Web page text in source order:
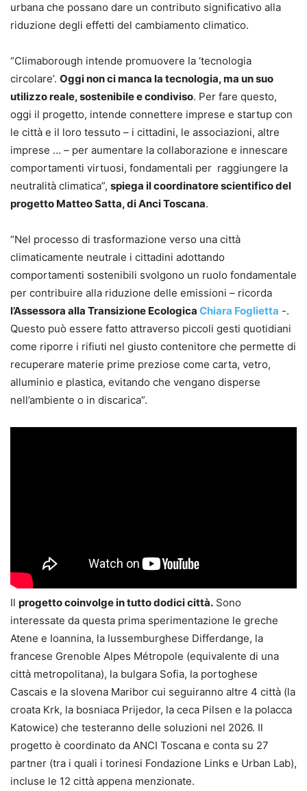
urbana che possano dare un contributo significativo alla
riduzione degli effetti del cambiamento climatico.
“Climaborough intende promuovere la ‘tecnologia
circolare’. Oggi non ci manca la tecnologia, ma un suo
utilizzo reale, sostenibile e condiviso. Per fare questo,
oggi il progetto, intende connettere imprese e startup con
le città e il loro tessuto – i cittadini, le associazioni, altre
imprese … – per aumentare la collaborazione e innescare
comportamenti virtuosi, fondamentali per raggiungere la
neutralità climatica”, spiega il coordinatore scientifico del
progetto Matteo Satta, di Anci Toscana.
“Nel processo di trasformazione verso una città
climaticamente neutrale i cittadini adottando
comportamenti sostenibili svolgono un ruolo fondamentale
per contribuire alla riduzione delle emissioni – ricorda
l’Assessora alla Transizione Ecologica Chiara Foglietta -.
Questo può essere fatto attraverso piccoli gesti quotidiani
come riporre i rifiuti nel giusto contenitore che permette di
recuperare materie prime preziose come carta, vetro,
alluminio e plastica, evitando che vengano disperse
nell’ambiente o in discarica”.
Il progetto coinvolge in tutto dodici città. Sono
interessate da questa prima sperimentazione le greche
Atene e Ioannina, la lussemburghese Differdange, la
francese Grenoble Alpes Métropole (equivalente di una
città metropolitana), la bulgara Sofia, la portoghese
Cascais e la slovena Maribor cui seguiranno altre 4 città (la
croata Krk, la bosniaca Prijedor, la ceca Pilsen e la polacca
Katowice) che testeranno delle soluzioni nel 2026. Il
progetto è coordinato da ANCI Toscana e conta su 27
partner (tra i quali i torinesi Fondazione Links e Urban Lab),
incluse le 12 città appena menzionate.